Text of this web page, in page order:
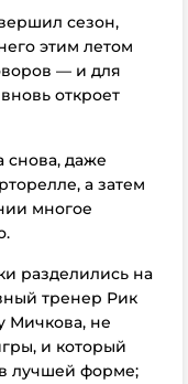
сезон,
этим летом
— и для
откроет
снова, даже
а затем
многое
разделились на
тренер Рик
Мичкова, не
и который
лучшей форме;